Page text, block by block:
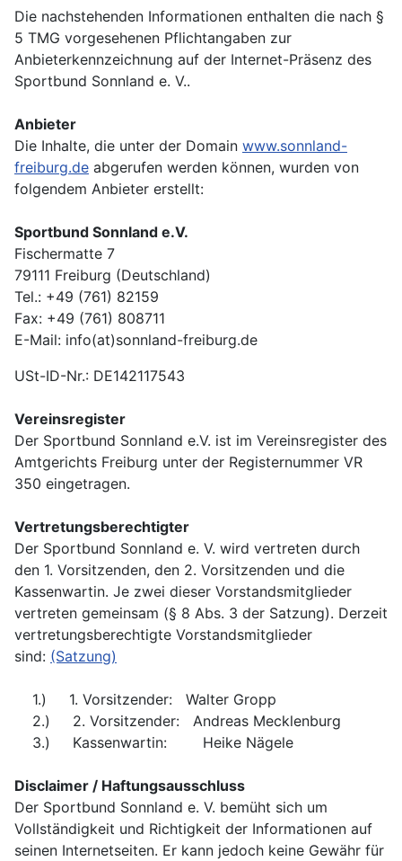
Die nachstehenden Informationen enthalten die nach §
5 TMG vorgesehenen Pflichtangaben zur
Anbieterkennzeichnung auf der Internet-Präsenz des
Sportbund Sonnland e. V..
Anbieter
Die Inhalte, die unter der Domain www.sonnland-
freiburg.de abgerufen werden können, wurden von
folgendem Anbieter erstellt:
Sportbund Sonnland e.V.
Fischermatte 7
79111 Freiburg (Deutschland)
Tel.: +49 (761) 82159
Fax: +49 (761) 808711
E-Mail: info(at)sonnland-freiburg.de
USt-ID-Nr.: DE142117543
Vereinsregister
Der Sportbund Sonnland e.V. ist im Vereinsregister des
Amtgerichts Freiburg unter der Registernummer VR
350 eingetragen.
Vertretungsberechtigter
Der Sportbund Sonnland e. V. wird vertreten durch
den 1. Vorsitzenden, den 2. Vorsitzenden und die
Kassenwartin. Je zwei dieser Vorstandsmitglieder
vertreten gemeinsam (§ 8 Abs. 3 der Satzung). Derzeit
vertretungsberechtigte Vorstandsmitglieder
sind: (Satzung)
1.) 1. Vorsitzender: Walter Gropp
2.) 2. Vorsitzender: Andreas Mecklenburg
3.) Kassenwartin: Heike Nägele
Disclaimer / Haftungsausschluss
Der Sportbund Sonnland e. V. bemüht sich um
Vollständigkeit und Richtigkeit der Informationen auf
seinen Internetseiten. Er kann jedoch keine Gewähr für